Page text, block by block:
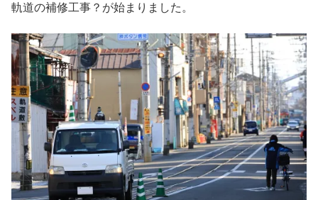
軌道の補修工事？が始まりました。